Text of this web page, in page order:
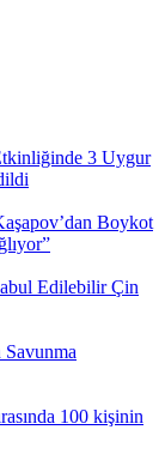
3 Uygur
Boykot
Edilebilir Çin
100 kişinin